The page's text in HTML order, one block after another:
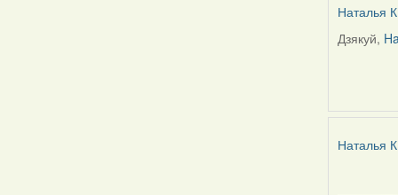
Наталья К
In
Harrier
Дзякуй,
Наталья К